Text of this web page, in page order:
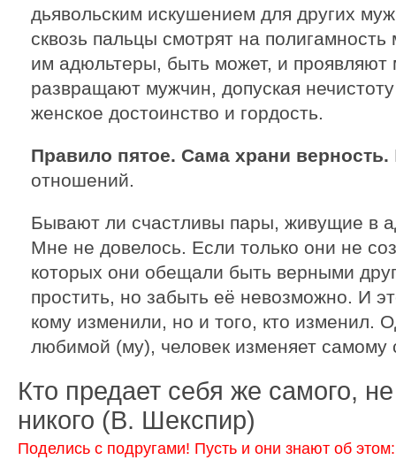
дьявольским искушением для других
сквозь пальцы смотрят на
им адюльтеры, быть может, и проявляют
развращают мужчин, допуская
женское достоинство и гордость.
Правило пятое. Сама храни верность.
отношений.
Бывают ли счастливы пары, живущие в
Мне не довелось. Если только они не
которых они обещали быть верными
простить, но забыть её невозможно. И
кому изменили, но и того, кто изменил.
любимой (му), человек изменяет самому
Кто предает себя же самого,
никого (В. Шекспир)
Поделись с подругами! Пусть и они знают об этом: